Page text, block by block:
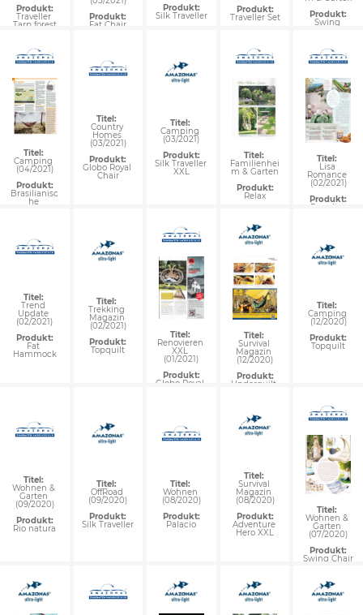
Titel:
Wohnen &
Garten
(09/2020)
Produkt:
Rio natura
Titel:
Camping
(03/2021)
Produkt:
Silk Traveller
XXL
Titel:
Country
Homes
(03/2021)
Produkt:
Globo Royal
Chair
Titel:
Trend
Update
(02/2021)
Produkt:
Fat
Hammock
Titel:
Trekking
Magazin
(02/2021)
Produkt:
Topquilt
Titel:
Camping
(12/2020)
Produkt:
Topquilt
Titel:
OffRoad
(09/2020)
Produkt:
Silk Traveller
Titel:
Wohnen
(08/2020)
Produkt:
Palacio
Titel:
Survival
Magazin
(08/2020)
Produkt:
Adventure
Hero XXL
Titel:
Wohnen &
Garten
(07/2020)
Produkt:
Swing Chair
Titel:
Survival
Magazin
(12/2020)
Produkt:
Underquilt
Titel:
Renovieren
XXL
(01/2021)
Produkt:
Globo Royal
Titel:
Lisa
Romance
(02/2021)
Produkt:
Paradiso
Titel:
Familienhei
m & Garten
Produkt:
Relax
Titel:
Camping
(04/2021)
Produkt:
Brasilianisc
he
Produkt:
Swing
Produkt:
Traveller Set
Produkt:
Silk Traveller
Produkt:
Fat Chair
Produkt:
Traveller
Tarp forest